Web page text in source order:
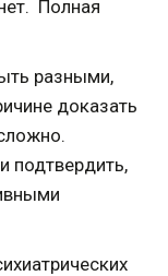
Полная
разными,
доказать
подтвердить,